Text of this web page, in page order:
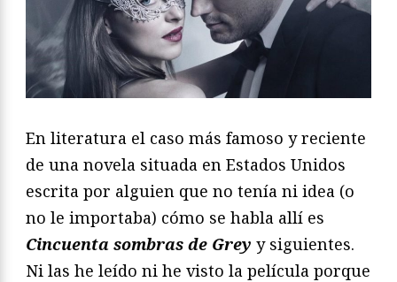
En literatura el caso más famoso y reciente
de una novela situada en Estados Unidos
escrita por alguien que no tenía ni idea (o
no le importaba) cómo se habla allí es
Cincuenta sombras de Grey y siguientes.
Ni las he leído ni he visto la película porque